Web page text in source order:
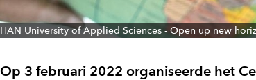
HAN University of Applied Sciences - Open up new
Op 3 februari 2022 organiseerde het